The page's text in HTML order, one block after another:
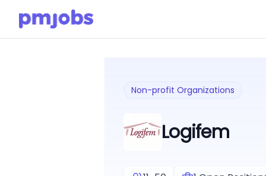
Non-profit Organizations
Logifem